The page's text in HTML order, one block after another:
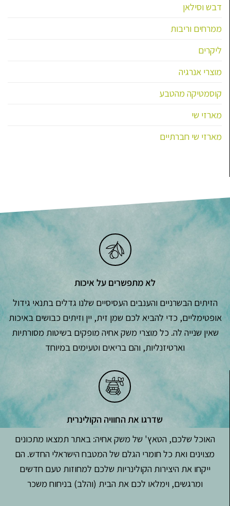
דבש וסילאן
ממרחים וריבות
ליקרים
מוצרי אנרגיה
קוסמטיקה מהטבע
מארזי שי
מארזי שי חברתיים
לא מתפשרים על איכות
הזיתים הבשרניים והענבים העסיסיים שלנו גדלים בתנאי גידול
אופטימליים, כדי להביא לכם שמן זית, יין וזיתים כבושים באיכות
שאין שנייה לה. כל מוצרי משק אחיה מופקים בשיטות מסורתיות
וארטיזנליות, והם בריאים וטעימים במיוחד
שדרגו את החוויה הקולינרית
האוכל שלכם, הטאץ' של משק אחיה: באתר תמצאו מתכונים
מצוינים ואת כל חומרי הגלם של המטבח הישראלי החדש. הם
ייקחו את היצירות הקולינריות שלכם למחוזות טעם חדשים
ומרגשים, וימלאו לכם את הבית (והלב) בניחוח משכר